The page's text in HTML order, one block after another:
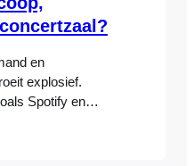
en
explosief.
Spotify en
om tegen